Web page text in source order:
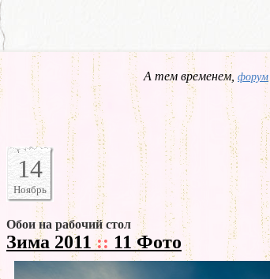
А тем временем, форум
14
Ноябрь
Обои на рабочий стол
Зима 2011:: 11 Фото